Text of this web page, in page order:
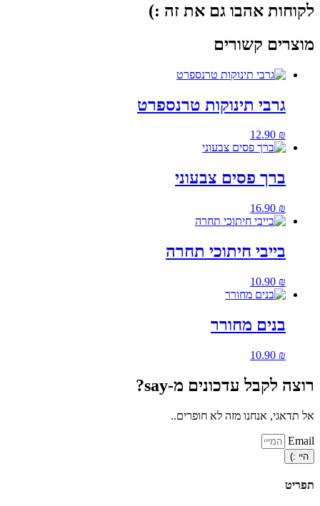
לקוחות אהבו גם את זה :)
מוצרים קשורים
גרבי תינוקות טרנספרט
12.90 ₪
ברך פסים צבעוני
16.90 ₪
בייבי חיתוכי תחרה
10.90 ₪
בנים מחורר
10.90 ₪
רוצה לקבל עדכונים מ-say?
אל תדאגי, אנחנו מזה לא חופרים..
Email
היי :)
תפריט